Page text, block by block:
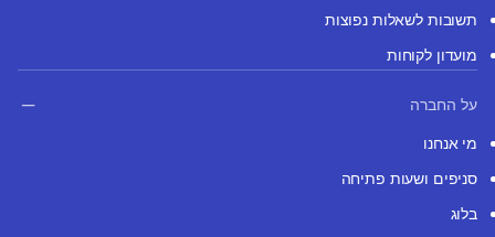
תשובות לשאלות נפוצות
מועדון לקוחות
על החברה
מי אנחנו
סניפים ושעות פתיחה
בלוג